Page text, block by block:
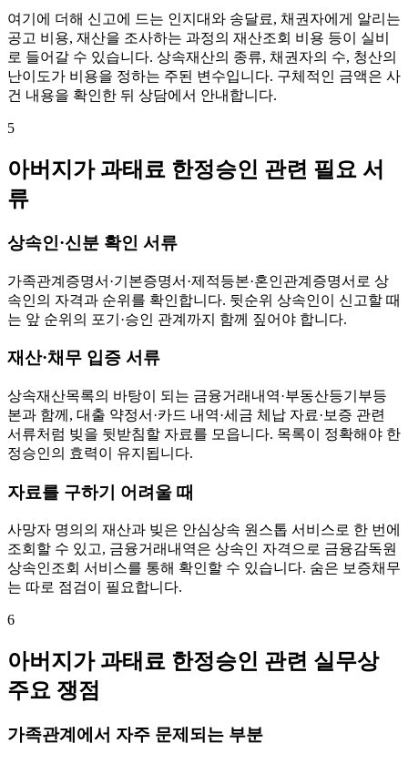
여기에 더해 신고에 드는 인지대와 송달료, 채권자에게 알리는
공고 비용, 재산을 조사하는 과정의 재산조회 비용 등이 실비
로 들어갈 수 있습니다. 상속재산의 종류, 채권자의 수, 청산의
난이도가 비용을 정하는 주된 변수입니다. 구체적인 금액은 사
건 내용을 확인한 뒤 상담에서 안내합니다.
5
아버지가 과태료 한정승인 관련 필요 서
류
상속인·신분 확인 서류
가족관계증명서·기본증명서·제적등본·혼인관계증명서로 상
속인의 자격과 순위를 확인합니다. 뒷순위 상속인이 신고할 때
는 앞 순위의 포기·승인 관계까지 함께 짚어야 합니다.
재산·채무 입증 서류
상속재산목록의 바탕이 되는 금융거래내역·부동산등기부등
본과 함께, 대출 약정서·카드 내역·세금 체납 자료·보증 관련
서류처럼 빚을 뒷받침할 자료를 모읍니다. 목록이 정확해야 한
정승인의 효력이 유지됩니다.
자료를 구하기 어려울 때
사망자 명의의 재산과 빚은 안심상속 원스톱 서비스로 한 번에
조회할 수 있고, 금융거래내역은 상속인 자격으로 금융감독원
상속인조회 서비스를 통해 확인할 수 있습니다. 숨은 보증채무
는 따로 점검이 필요합니다.
6
아버지가 과태료 한정승인 관련 실무상
주요 쟁점
가족관계에서 자주 문제되는 부분